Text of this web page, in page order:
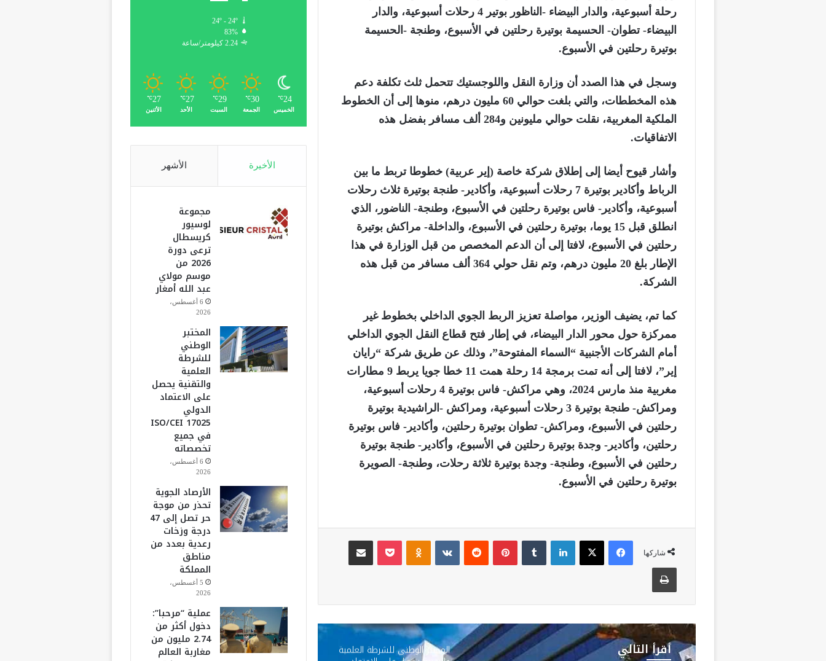
رحلة أسبوعية، والدار البيضاء -الناظور بوتير 4 رحلات أسبوعية، والدار
البيضاء- تطوان- الحسيمة بوتيرة رحلتين في الأسبوع، وطنجة -الحسيمة
بوتيرة رحلتين في الأسبوع.
وسجل في هذا الصدد أن وزارة النقل واللوجستيك تتحمل ثلث تكلفة دعم
هذه المخططات، والتي بلغت حوالي 60 مليون درهم، منوها إلى أن الخطوط
الملكية المغربية، نقلت حوالي مليونين و284 ألف مسافر بفضل هذه
الاتفاقيات.
وأشار قيوح أيضا إلى إطلاق شركة خاصة (إير عربية) خطوطا تربط ما بين
الرباط وأكادير بوتيرة 7 رحلات أسبوعية، وأكادير- طنجة بوتيرة ثلاث رحلات
أسبوعية، وأكادير- فاس بوتيرة رحلتين في الأسبوع، وطنجة- الناضور، الذي
انطلق قبل 15 يوما، بوتيرة رحلتين في الأسبوع، والداخلة- مراكش بوتيرة
رحلتين في الأسبوع، لافتا إلى أن الدعم المخصص من قبل الوزارة في هذا
الإطار بلغ 20 مليون درهم، وتم نقل حولي 364 ألف مسافر من قبل هذه
الشركة.
كما تم، يضيف الوزير، مواصلة تعزيز الربط الجوي الداخلي بخطوط غير
ممركزة حول محور الدار البيضاء، في إطار فتح قطاع النقل الجوي الداخلي
أمام الشركات الأجنبية “السماء المفتوحة”، وذلك عن طريق شركة “رايان
إير”، لافتا إلى أنه تمت برمجة 14 رحلة همت 11 خطا جويا يربط 9 مطارات
مغربية منذ مارس 2024، وهي مراكش- فاس بوتيرة 4 رحلات أسبوعية،
ومراكش- طنجة بوتيرة 3 رحلات أسبوعية، ومراكش -الراشيدية بوتيرة
رحلتين في الأسبوع، ومراكش- تطوان بوتيرة رحلتين، وأكادير- فاس بوتيرة
رحلتين، وأكادير- وجدة بوتيرة رحلتين في الأسبوع، وأكادير- طنجة بوتيرة
رحلتين في الأسبوع، وطنجة- وجدة بوتيرة ثلاثة رحلات، وطنجة- الصويرة
بوتيرة رحلتين في الأسبوع.
شاركها
فيسبوك ‫X لينكدإن بينتيريست
أقرأ التالي المختبر الوطني للشرطة العلمية
24º - 24º
83%
2.24 كيلومتر/ساعة
24
℃
الخميس
30
℃
الجمعة
29
℃
السبت
27
℃
الأحد
27
℃
الأثنين
الأخيرة الأشهر
مجموعة
لوسيور
كريسطال
ترعى دورة
2026 من
موسم مولاي
عبد الله أمغار
6 أغسطس،
2026
المختبر
الوطني
للشرطة
العلمية
والتقنية يحصل
على الاعتماد
الدولي
ISO/CEI 17025
في جميع
تخصصاته
6 أغسطس،
2026
الأرصاد الجوية
تحذر من موجة
حر تصل إلى 47
درجة وزخات
رعدية بعدد من
مناطق
المملكة
5 أغسطس،
2026
عملية “مرحبا”:
دخول أكثر من
2.74 مليون من
مغاربة العالم